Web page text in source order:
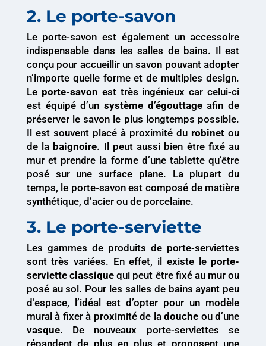
2. Le porte-savon
Le porte-savon est également un accessoire
indispensable dans les salles de bains. Il est
conçu pour accueillir un savon pouvant adopter
n’importe quelle forme et de multiples design.
Le porte-savon est très ingénieux car celui-ci
est équipé d’un système d’égouttageafin de
préserver le savon le plus longtemps possible.
Il est souvent placé à proximité du robinet ou
de la baignoire. Il peut aussi bien être fixé au
mur et prendre la forme d’une tablette qu’être
posé sur une surface plane. La plupart du
temps, le porte-savon est composé de matière
synthétique, d’acier ou de porcelaine.
3. Le porte-serviette
Les gammes de produits de porte-serviettes
sont très variées. En effet, il existe le porte-
serviette classiquequi peut être fixé au mur ou
posé au sol. Pour les salles de bains ayant peu
d’espace, l’idéal est d’opter pour un modèle
mural à fixer à proximité de ladouche ou d’une
vasque. De nouveaux porte-serviettes se